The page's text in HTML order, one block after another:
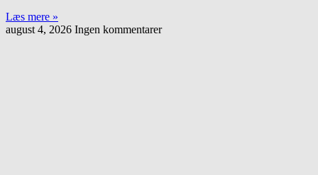
Læs mere »
august 4, 2026 Ingen kommentarer